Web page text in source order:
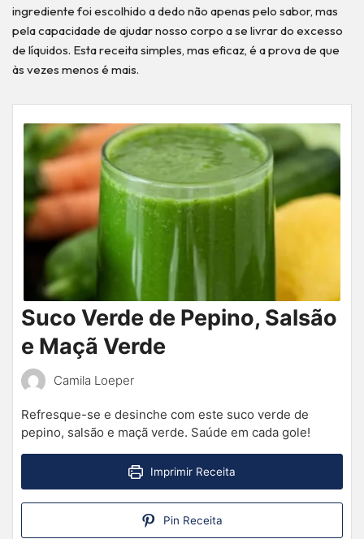
ingrediente foi escolhido a dedo não apenas pelo sabor, mas
pela capacidade de ajudar nosso corpo a se livrar do excesso
de líquidos. Esta receita simples, mas eficaz, é a prova de que
às vezes menos é mais.
Suco Verde de Pepino, Salsão
e Maçã Verde
Camila Loeper
Refresque-se e desinche com este suco verde de
pepino, salsão e maçã verde. Saúde em cada gole!
Imprimir Receita
Pin Receita